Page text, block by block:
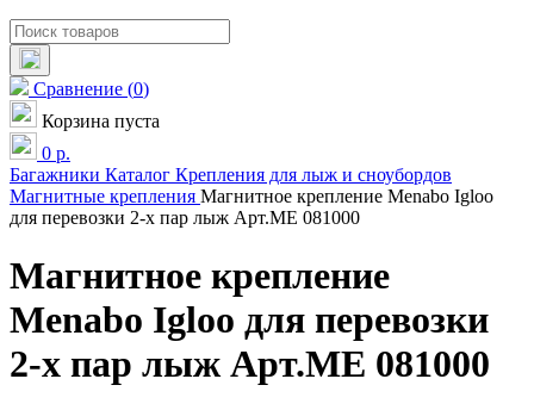
Сравнение (0)
Корзина пуста
0 р.
Багажники Каталог Крепления для лыж и сноубордов
Магнитные крепления Магнитное крепление Menabo Igloo
для перевозки 2-х пар лыж Арт.ME 081000
Магнитное крепление
Menabo Igloo для перевозки
2-х пар лыж Арт.ME 081000